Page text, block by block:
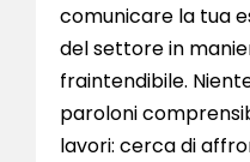
comunicare la tua
del settore in
fraintendibile.
paroloni
lavori: cerca di